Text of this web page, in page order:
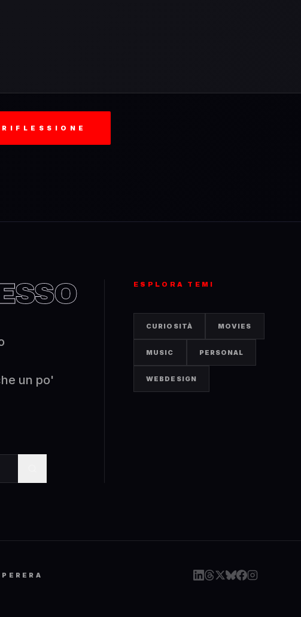
un po'
ESPLORA TEMI
CURIOSITÀ MOVIES
MUSIC PERSONAL
WEBDESIGN